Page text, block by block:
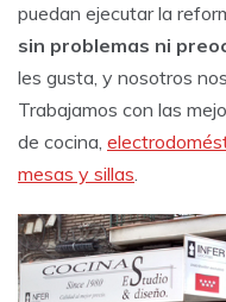
puedan ejecutar la
sin problemas ni
les gusta, y nosotros
Trabajamos con las
de cocina,
mesas y sillas.